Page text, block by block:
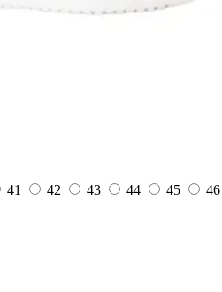
41 42 43 44 45
46